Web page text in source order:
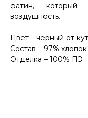
фатин, который
воздушность.
Цвет – черный от-
Состав – 97%
Отделка – 100% ПЭ